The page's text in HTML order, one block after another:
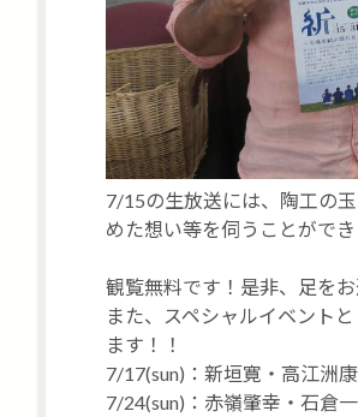
7/15の生放送には、陶工の
めた想い等を伺うことができ
観覧無料です！是非、足をお
また、スペシャルイベント
ます！！
7/17(sun)：新垣寛・高江洲
7/24(sun)：赤嶺肇幸・石倉一